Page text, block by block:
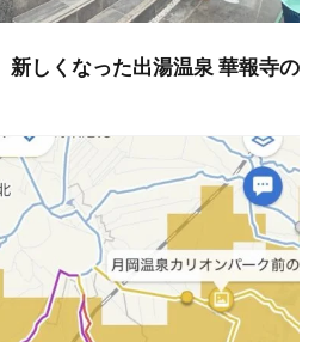
新しくなった出湯温泉 華報寺の